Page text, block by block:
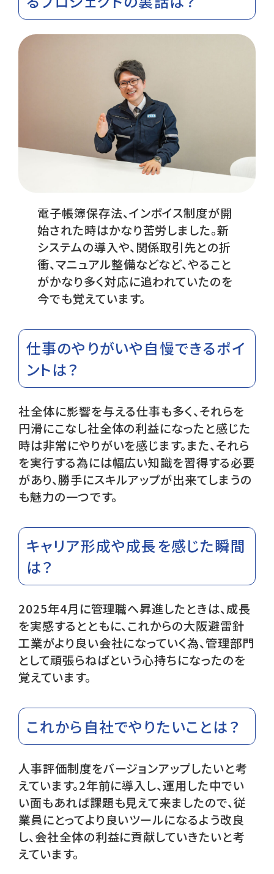
電子帳簿保存法、インボイス制度が開
始された時はかなり苦労しました。新
システムの導入や、関係取引先との折
衝、マニュアル整備などなど、やること
がかなり多く対応に追われていたのを
今でも覚えています。
仕事のやりがいや自慢できるポイ
ントは？
社全体に影響を与える仕事も多く、それらを
円滑にこなし社全体の利益になったと感じた
時は非常にやりがいを感じます。また、それら
を実行する為には幅広い知識を習得する必要
があり、勝手にスキルアップが出来てしまうの
も魅力の一つです。
キャリア形成や成長を感じた瞬間
は？
2025年4月に管理職へ昇進したときは、成長
を実感するとともに、これからの大阪避雷針
工業がより良い会社になっていく為、管理部門
として頑張らねばという心持ちになったのを
覚えています。
これから自社でやりたいことは？
人事評価制度をバージョンアップしたいと考
えています。2年前に導入し、運用した中でい
い面もあれば課題も見えて来ましたので、従
業員にとってより良いツールになるよう改良
し、会社全体の利益に貢献していきたいと考
えています。